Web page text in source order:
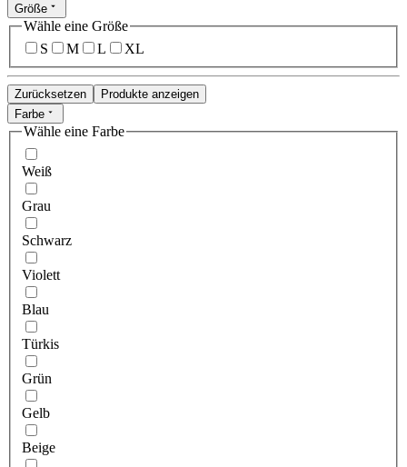
Größe
Wähle eine Größe
S
M L XL
Zurücksetzen
Produkte anzeigen
Farbe
Wähle eine Farbe
Weiß
Grau
Schwarz
Violett
Blau
Türkis
Grün
Gelb
Beige